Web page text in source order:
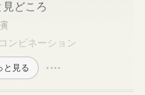
どころ
ンビネーション
と見る